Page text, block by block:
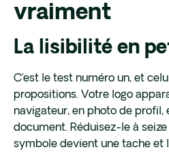
vraiment
La lisibilité en
C’est le test numéro un, et
propositions. Votre logo
navigateur, en photo de profil,
document. Réduisez-le à
symbole devient une tache et